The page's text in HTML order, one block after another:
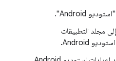
اسحب استوديو Android إلى مجلد التطبيقات